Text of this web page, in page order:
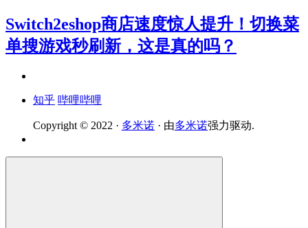
Switch2eshop商店速度惊人提升！切换菜
单搜游戏秒刷新，这是真的吗？
知乎 哔哩哔哩
Copyright © 2022 · 多米诺 · 由多米诺强力驱动.